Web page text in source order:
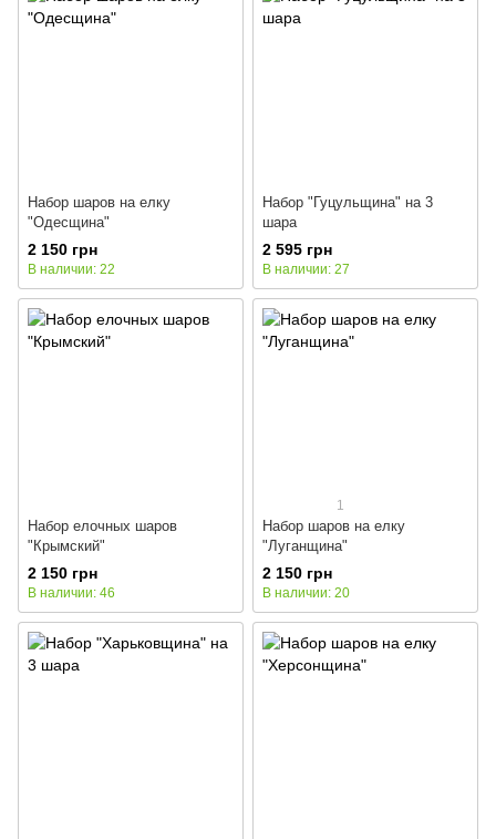
Набор шаров на елку
"Одесщина"
2 150 грн
В наличии: 22
Набор "Гуцульщина" на 3
шара
2 595 грн
В наличии: 27
Набор елочных шаров
"Крымский"
2 150 грн
В наличии: 46
1
Набор шаров на елку
"Луганщина"
2 150 грн
В наличии: 20